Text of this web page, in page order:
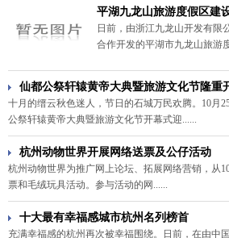
日“七夕情人节”正式启动。
平湖九龙山旅游度假区建
日前，由浙江九龙山开发有限
合作开发的平湖市九龙山旅游
仙都公祭轩辕黄帝大典暨旅游文化节隆重
十月的缙云秋色迷人，节日的石城万民欢腾。10月
公祭轩辕黄帝大典暨旅游文化节开幕式迎......
杭州动物世界开展网络送票及公仔活动
杭州动物世界为推广网上论坛、拓展网络营销，从
票和毛绒玩具活动。参与活动的网......
十大最有幸福感城市杭州名列榜首
充满幸福感的杭州再次被幸福围绕。日前，在由中